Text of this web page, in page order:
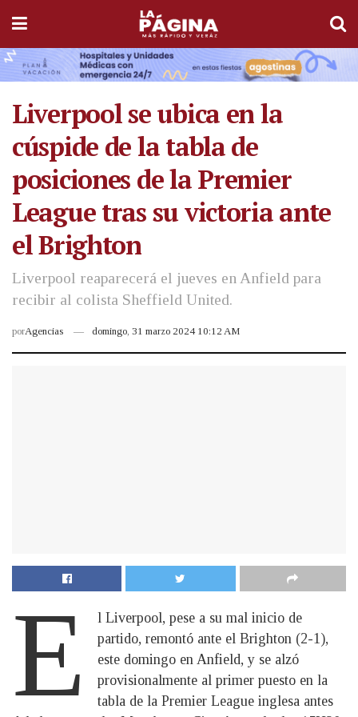
Liverpool se ubica en la
cúspide de la tabla de
posiciones de la Premier
League tras su victoria ante
el Brighton
Liverpool reaparecerá el jueves en Anfield para
recibir al colista Sheffield United.
porAgencias domingo, 31 marzo 2024 10:12 AM
E
l Liverpool, pese a su mal inicio de
partido, remontó ante el Brighton (2-1),
este domingo en Anfield, y se alzó
provisionalmente al primer puesto en la
tabla de la Premier League inglesa antes